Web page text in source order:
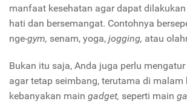
manfaat kesehatan agar dapat
hati dan bersemangat. Contohnya
nge-gym, senam, yoga, jogging, atau
Bukan itu saja, Anda juga perlu
agar tetap seimbang, terutama di malam
kebanyakan main gadget, seperti main